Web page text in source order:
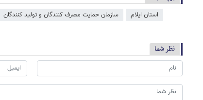
استان ایلام سازمان حمایت مصرف کنندگان و تولید کنندگان
نظر شما